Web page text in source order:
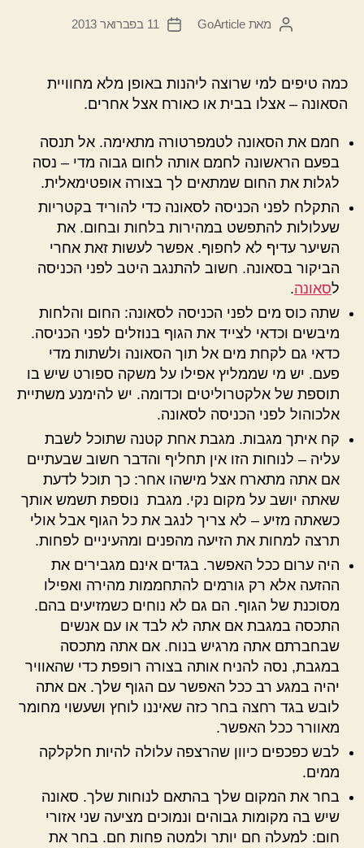
המחבר
מאתGoArticle
תאריך
11 בפברואר 2013
כמה טיפים למי שרוצה ליהנות באופן מלא מחוויית
הסאונה – אצלו בבית או כאורח אצל אחרים.
חמם את הסאונה לטמפרטורה מתאימה. אל תנסה
בפעם הראשונה לחמם אותה לחום גבוה מדי – נסה
לגלות את החום שמתאים לך בצורה אופטימאלית.
התקלח לפני הכניסה לסאונה כדי להוריד בקטריות
שעלולות להתפשט במהירות בלחות ובחום. את
השיער עדיף לא לחפוף. אפשר לעשות זאת אחרי
הביקור בסאונה. חשוב להתנגב היטב לפני הכניסה
לסאונה.
שתה כוס מים לפני הכניסה לסאונה: החום והלחות
מיבשים וכדאי לצייד את הגוף בנוזלים לפני הכניסה.
כדאי גם לקחת מים אל תוך הסאונה ולשתות מדי
פעם. יש מי שממליץ אפילו על משקה ספורט שיש בו
תוספת של אלקטרוליטים וכדומה. יש להימנע משתיית
אלכוהול לפני הכניסה לסאונה.
קח איתך מגבות. מגבת אחת קטנה שתוכל לשבת
עליה – לנוחות הזו אין תחליף והדבר חשוב שבעתיים
אם אתה מתארח אצל מישהו אחר: כך תוכל לדעת
שאתה יושב על מקום נקי. מגבת נוספת תשמש אותך
כשאתה מזיע – לא צריך לנגב את כל הגוף אבל אולי
תרצה למחות את הזיעה מהפנים ומהעיניים לפחות.
היה ערום ככל האפשר. בגדים אינם מגבירים את
ההזעה אלא רק גורמים להתחממות מהירה ואפילו
מסוכנת של הגוף. הם גם לא נוחים כשמזיעים בהם.
התכסה במגבת אם אתה לא לבד או עם אנשים
שבחברתם אתה מרגיש בנוח. אם אתה מתכסה
במגבת, נסה להניח אותה בצורה רופפת כדי שהאוויר
יהיה במגע רב ככל האפשר עם הגוף שלך. אם אתה
לובש בגד רחצה בחר כזה שאיננו לוחץ ושעשוי מחומר
מאוורר ככל האפשר.
לבש כפכפים כיוון שהרצפה עלולה להיות חלקלקה
ממים.
בחר את המקום שלך בהתאם לנוחות שלך. סאונה
שיש בה מקומות גבוהים ונמוכים מציעה שני אזורי
חום: למעלה חם יותר ולמטה פחות חם. בחר את